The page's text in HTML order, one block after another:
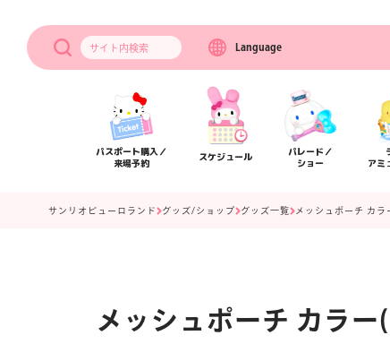
サイト内検索 Language
パスポート購入／
来場予約
スケジュール
パレード／
ショー
アミ
サンリオピューロランド グッズ/ショップ グッズ一覧 メッシュポーチ カ
メッシュポーチ カラ